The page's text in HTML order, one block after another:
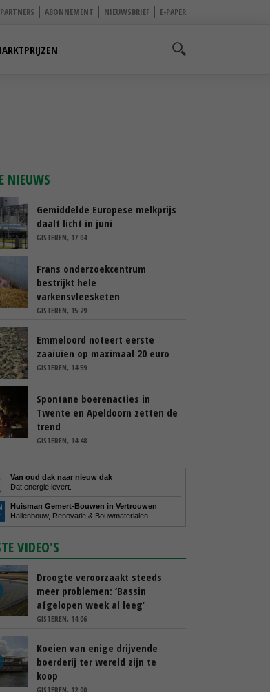
ABONNEMENT NIEUWSBRIEF E-PAPER
NIEUWS
Gemiddelde Europese melkprijs
daalt licht in juni
GISTEREN, 17:04
Frans onderzoekcentrum
bestrijkt hele
varkensvleesketen
GISTEREN, 15:29
Emmeloord noteert eerste
zaaiuien op maximaal 20 euro
GISTEREN, 14:59
Spontane boerenacties in
Twente en Apeldoorn zetten de
trend
GISTEREN, 14:48
Van oud dak naar nieuw dak
Dat energie levert.
Huisman Gemert-Bouwen in Vertrouwen
Hallenbouw, Renovatie & Bouwmaterialen
VIDEO'S
Droogte veroorzaakt steeds
meer problemen: ‘Bassin
afgelopen week al leeg’
GISTEREN, 14:06
Koeien van enige drijvende
boerderij ter wereld zijn te
koop
GISTEREN, 12:00